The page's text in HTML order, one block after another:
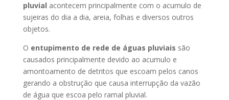
pluvial acontecem principalmente com o acumulo de
sujeiras do dia a dia, areia, folhas e diversos outros
objetos.
O entupimento de rede de águas pluviais são
causados principalmente devido ao acumulo e
amontoamento de detritos que escoam pelos canos
gerando a obstrução que causa interrupção da vazão
de água que escoa pelo ramal pluvial.